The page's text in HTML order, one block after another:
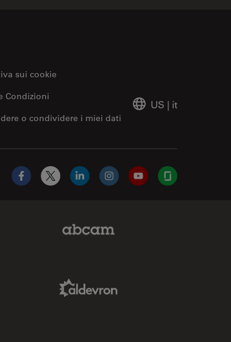
sui cookie
o condividere i miei dati
Condizioni
US | it
Facebook
X LinkedInInstagramYouTubeGlassdoor